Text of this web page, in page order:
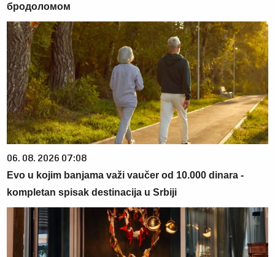
бродоломом
06. 08. 2026 07:08
Evo u kojim banjama važi vaučer od 10.000 dinara -
kompletan spisak destinacija u Srbiji